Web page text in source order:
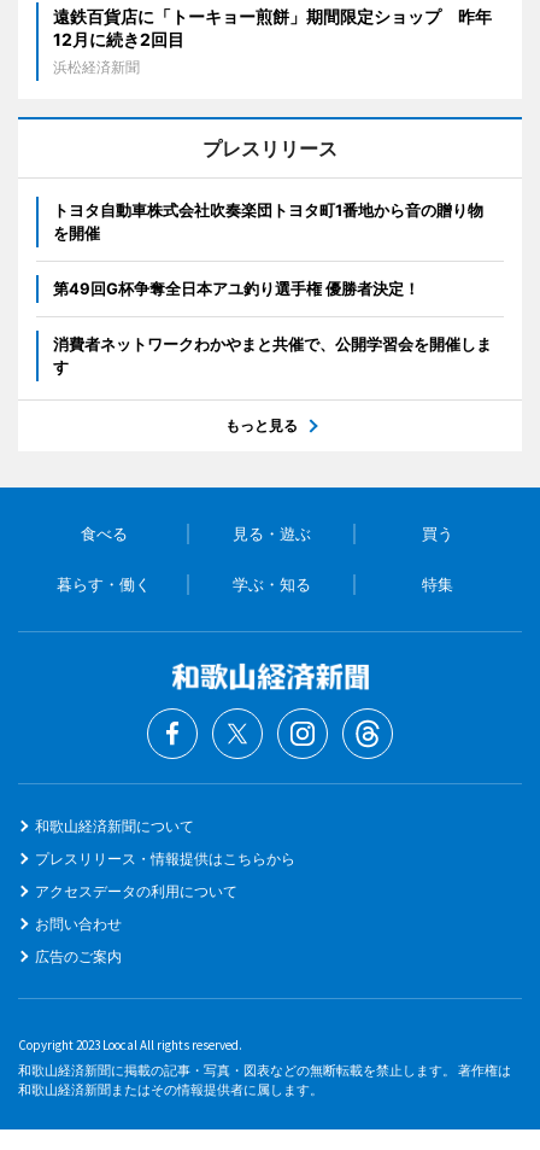
遠鉄百貨店に「トーキョー煎餅」期間限定ショップ 昨年
12月に続き2回目
浜松経済新聞
プレスリリース
トヨタ自動車株式会社吹奏楽団トヨタ町1番地から音の贈り物
を開催
第49回G杯争奪全日本アユ釣り選手権 優勝者決定！
消費者ネットワークわかやまと共催で、公開学習会を開催しま
す
もっと見る
食べる 見る・遊ぶ 買う
暮らす・働く 学ぶ・知る 特集
和歌山経済新聞について
プレスリリース・情報提供はこちらから
アクセスデータの利用について
お問い合わせ
広告のご案内
Copyright 2023 Loocal All rights reserved.
和歌山経済新聞に掲載の記事・写真・図表などの無断転載を禁止します。 著作権は
和歌山経済新聞またはその情報提供者に属します。